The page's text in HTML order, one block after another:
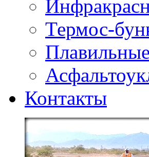
Термос-
Контакты